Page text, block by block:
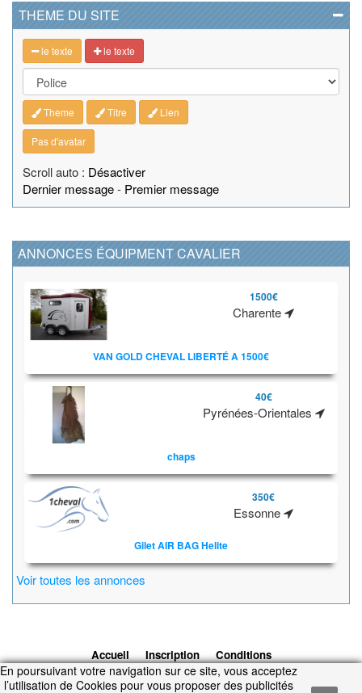
THEME DU SITE
le texte le texte
Theme Titre Lien
Pas d'avatar
Scroll auto : Désactiver
Dernier message- Premier message
ANNONCES ÉQUIPMENT CAVALIER
1500€
Charente
VAN GOLD CHEVAL LIBERTÉ A 1500€
40€
Pyrénées-Orientales
chaps
350€
Essonne
Gilet AIR BAG Helite
Voir toutes les annonces
Accueil Inscription
Conditions
d'utilisation
Contacts © 2026 1cheval.com
Ecurie Virtuelle -
Jeu Cheval
En poursuivant votre navigation sur ce site, vous acceptez
l’utilisation de Cookies pour vous proposer des publicités